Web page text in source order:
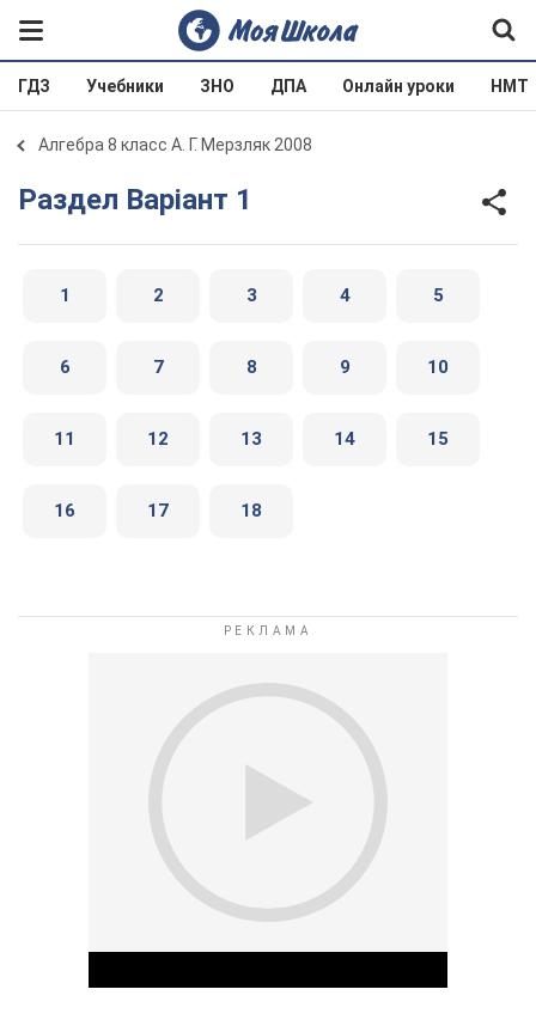
ГДЗ Учебники ЗНО ДПА Онлайн уроки НМТ
Алгебра 8 класс А. Г. Мерзляк 2008
Раздел Варіант 1
1 2 3 4 5
6 7 8 9 10
11 12 13 14 15
16 17 18